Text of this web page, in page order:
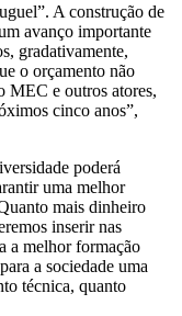
A construção de
avanço importante
gradativamente,
o orçamento não
MEC e outros atores,
cinco anos”,
poderá
uma melhor
mais dinheiro
inserir nas
a melhor formação
a sociedade uma
técnica, quanto